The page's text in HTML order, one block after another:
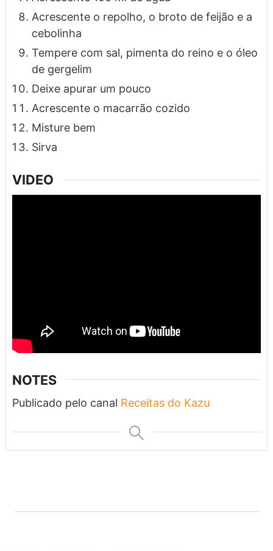
Acrescente o repolho, o broto de feijão e a
cebolinha
Tempere com sal, pimenta do reino e o óleo
de gergelim
Deixe apurar um pouco
Acrescente o macarrão cozido
Misture bem
Sirva
VIDEO
NOTES
Publicado pelo canal Receitas do Kazu